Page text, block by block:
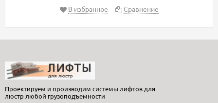
В избранное
Сравнение
Проектируем и производим системы лифтов для
люстр любой грузоподъемности